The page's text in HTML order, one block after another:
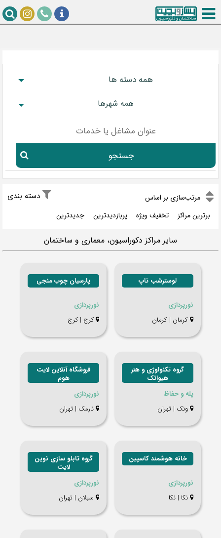
همه دسته ها
همه شهرها
جستجو
مر‌تب‌سازی بر اساس دسته بندی
برترین مراکز تخفیف ویژه پربازدیدترین جدیدترین
سایر مراکز دکوراسیون، معماری و ساختمان
لوسترشب تاپ
نورپردازی
كرمان | كرمان
پارسیان چوب منجی
نورپردازی
کرج | کرج
گروه تکنولوژی و هنر
هیواتک
پله و حفاظ
ونک | تهران
فروشگاه آنلاین لایت
هوم
نورپردازی
نارمک | تهران
خانه هوشمند کاسپین
نورپردازی
نکا | نکا
گروه تابلو سازی نوین
لایت
نورپردازی
سبلان | تهران